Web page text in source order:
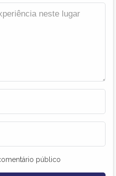
público